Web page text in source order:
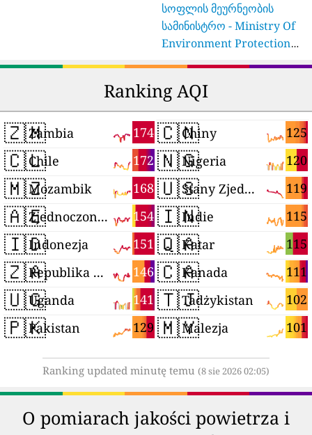
სოფლის მეურნეობის
სამინისტრო - Ministry Of
Environment Protection
Ranking AQI
🇿🇲 174
Zambia
🇨🇱 172
Chile
🇲🇿 168
Mozambik
🇦🇪 154
Zjednoczone Emiraty Arabskie
🇮🇩 151
Indonezja
🇿🇦 146
Republika Południowej Afryki
🇺🇬 141
Uganda
🇵🇰 129
Pakistan
🇨🇳 125
Chiny
🇳🇬 120
Nigeria
🇺🇸 119
Stany Zjednoczone
🇮🇳 115
Indie
🇶🇦 115
Katar
🇨🇦 111
Kanada
🇹🇯 102
Tadżykistan
🇲🇾 101
Malezja
Ranking updated minutę temu (8 sie 2026 02:05)
O pomiarach jakości powietrza i